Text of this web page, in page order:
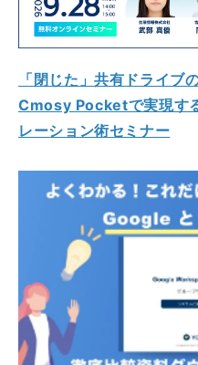
「閉じた」共有ドライブ
Cmosy Pocketで実現す
レーション術セミナー